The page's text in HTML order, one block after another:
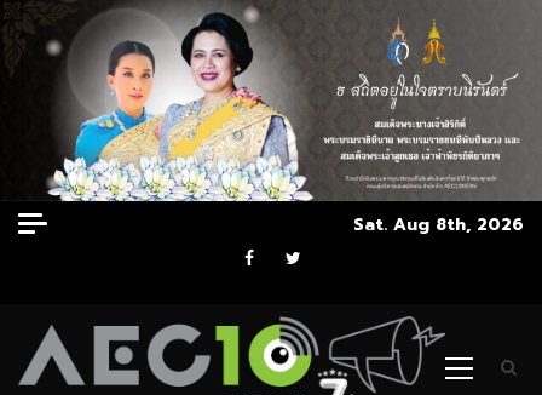
Skip
to
Sat. Aug 8th, 2026
Facebook
Twitter
Primary